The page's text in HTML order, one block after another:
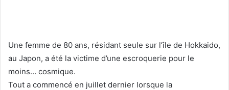
Une femme de 80 ans, résidant seule sur l’île de Hokkaido,
au Japon, a été la victime d’une escroquerie pour le
moins… cosmique.
Tout a commencé en juillet dernier lorsque la